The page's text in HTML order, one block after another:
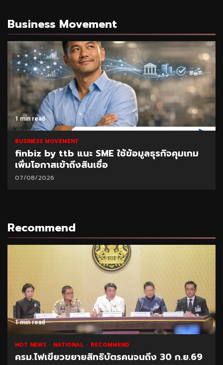
Business Movement
1 min read
BUSINESS MOVEMENT
finbiz by ttb แนะ SME ใช้ข้อมูลธุรกิจคุมเกม
เพิ่มโอกาสเข้าถึงสินเชื่อ
07/08/2026
Recommend
1 min read
HOT NEWS NATIONAL RECOMMEND
ครม.ไฟเขียวขยายสิทธิบัตรคนจนถึง 30 ก.ย.69